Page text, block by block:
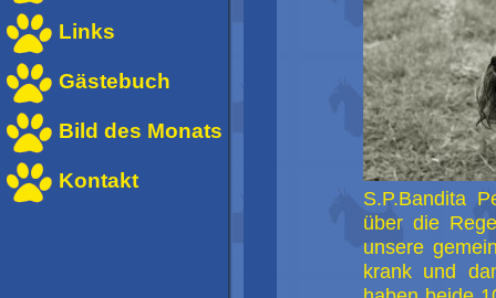
Links
Gästebuch
Bild des Monats
Kontakt
S.P.Bandita
über die
unsere
krank und